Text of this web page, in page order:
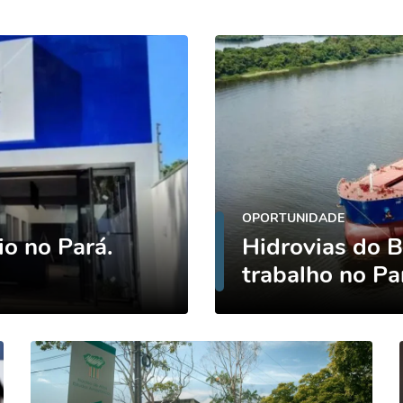
no Pará.
OPORTUNIDADE
Hidrovias do
trabalho no